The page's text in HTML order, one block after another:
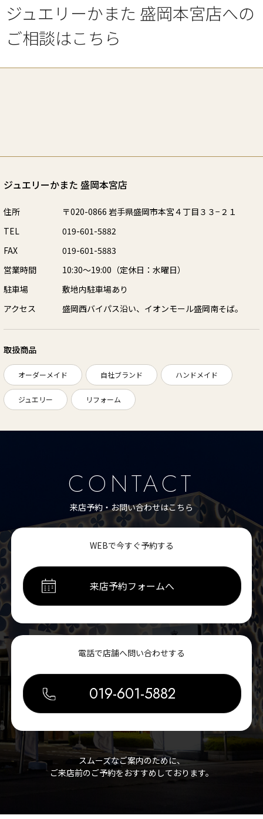
ジュエリーかまた 盛岡本宮店への
ご相談はこちら
ジュエリーかまた 盛岡本宮店
住所
〒020-0866 岩手県盛岡市本宮４丁目３３−２１
TEL
019-601-5882
FAX
019-601-5883
営業時間
10:30～19:00（定休日：水曜日）
駐車場
敷地内駐車場あり
アクセス
盛岡西バイパス沿い、イオンモール盛岡南そば。
取扱商品
オーダーメイド 自社ブランド ハンドメイド
ジュエリー リフォーム
CONTACT
来店予約・お問い合わせはこちら
WEBで今すぐ予約する
来店予約フォームへ
電話で店舗へ問い合わせする
019-601-5882
スムーズなご案内のために、
ご来店前のご予約をおすすめしております。